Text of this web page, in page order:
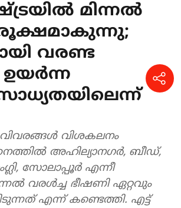
മിന്നൽ
വരണ്ട
ഉയർന്ന
വിശകലനം
അഹില്യാനഗർ, ബീഡ്,
സോലാപ്പൂർ എന്നീ
വരൾച്ച ഭീഷണി ഏറ്റവും
എന്ന് കണ്ടെത്തി. എട്ട്